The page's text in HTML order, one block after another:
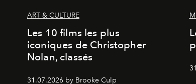
ART & CULTURE
Les 10 films les plus
iconiques de Christopher
Nolan, classés
31.07.2026 by Brooke Culp